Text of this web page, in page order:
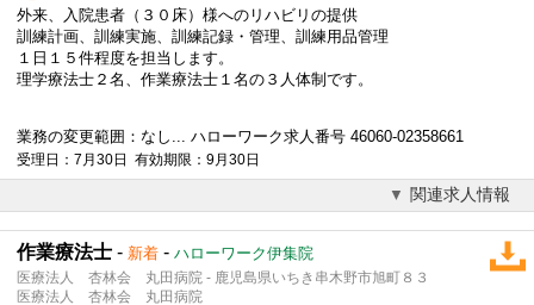
外来、入院患者（３０床）様へのリハビリの提供
訓練計画、訓練実施、訓練記録・管理、訓練用品管理
１日１５件程度を担当します。
理学療法士２名、作業療法士１名の３人体制です。
業務の変更範囲：なし... ハローワーク求人番号 46060-02358661
受理日：7月30日 有効期限：9月30日
関連求人情報
作業療法士 - 新着 - ハローワーク伊集院
医療法人 杏林会 丸田病院 - 鹿児島県いちき串木野市旭町８３
医療法人 杏林会 丸田病院